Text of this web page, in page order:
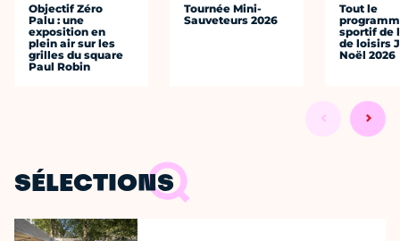
Objectif Zéro
Palu : une
exposition en
plein air sur les
grilles du square
Paul Robin
Tournée Mini-
Sauveteurs 2026
Tout le
sportif de
de loisirs
Noël 2026
SÉLECTIONS